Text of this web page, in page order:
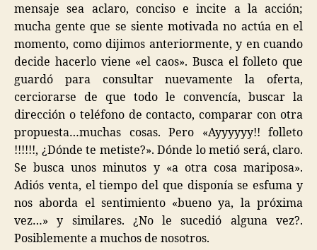
mensaje sea aclaro, conciso e incite a la acción;
mucha gente que se siente motivada no actúa en el
momento, como dijimos anteriormente, y en cuando
decide hacerlo viene «el caos». Busca el folleto que
guardó para consultar nuevamente la oferta,
cerciorarse de que todo le convencía, buscar la
dirección o teléfono de contacto, comparar con otra
propuesta…muchas cosas. Pero «Ayyyyyy!! folleto
!!!!!!, ¿Dónde te metiste?». Dónde lo metió será, claro.
Se busca unos minutos y «a otra cosa mariposa».
Adiós venta, el tiempo del que disponía se esfuma y
nos aborda el sentimiento «bueno ya, la próxima
vez…» y similares. ¿No le sucedió alguna vez?.
Posiblemente a muchos de nosotros.